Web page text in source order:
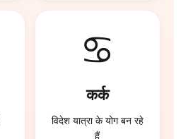
♋
कर्क
विदेश यात्रा के योग बन रहे
हैं